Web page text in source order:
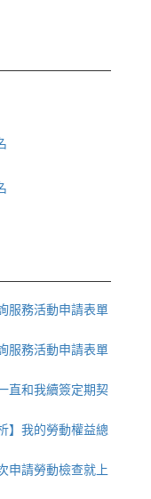
服務活動申請表單
服務活動申請表單
直和我續簽定期契
】我的勞動權益總
申請勞動檢查就上